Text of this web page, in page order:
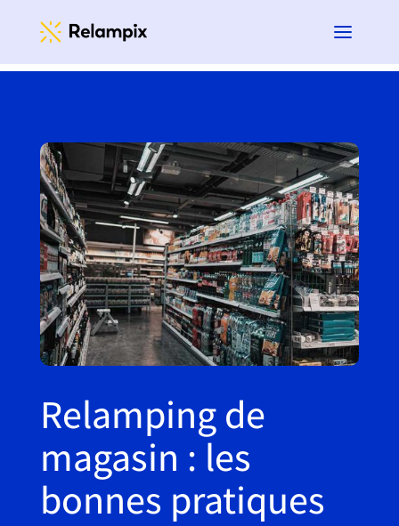
Relamping de
magasin : les
bonnes pratiques